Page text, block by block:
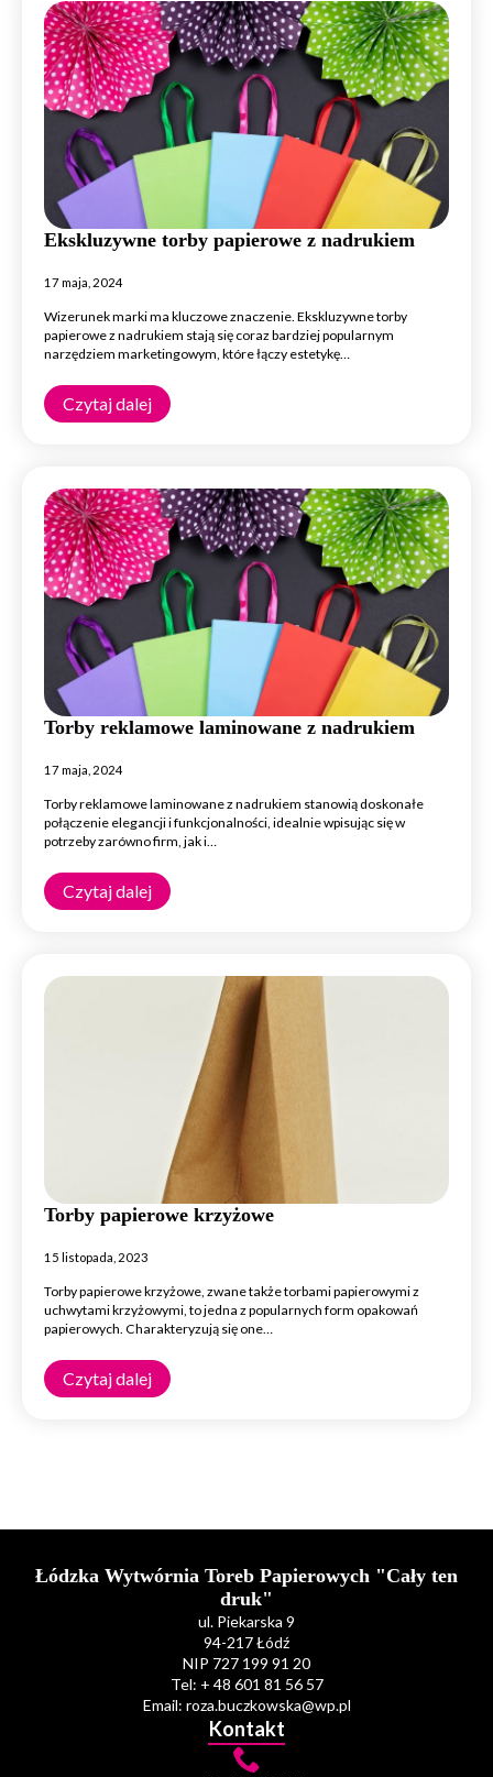
Ekskluzywne torby papierowe z nadrukiem
17 maja, 2024
Wizerunek marki ma kluczowe znaczenie. Ekskluzywne torby
papierowe z nadrukiem stają się coraz bardziej popularnym
narzędziem marketingowym, które łączy estetykę…
Czytaj dalej
Torby reklamowe laminowane z nadrukiem
17 maja, 2024
Torby reklamowe laminowane z nadrukiem stanowią doskonałe
połączenie elegancji i funkcjonalności, idealnie wpisując się w
potrzeby zarówno firm, jak i…
Czytaj dalej
Torby papierowe krzyżowe
15 listopada, 2023
Torby papierowe krzyżowe, zwane także torbami papierowymi z
uchwytami krzyżowymi, to jedna z popularnych form opakowań
papierowych. Charakteryzują się one…
Czytaj dalej
Łódzka Wytwórnia Toreb Papierowych "Cały ten
druk"
ul. Piekarska 9
94-217 Łódź
NIP 727 199 91 20
Tel: + 48 601 81 56 57
Email: roza.buczkowska@wp.pl
Kontakt